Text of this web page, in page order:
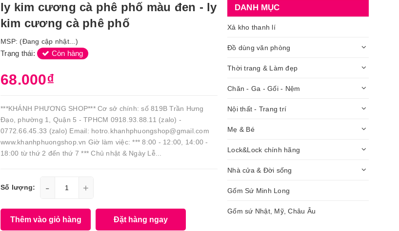
ly kim cương cà phê phố màu đen - ly
kim cương cà phê phố
MSP: (Đang cập nhật...)
Trạng thái: Còn hàng
68.000₫
***KHÁNH PHƯƠNG SHOP*** Cơ sở chính: số 819B Trần Hưng
Đạo, phường 1, Quận 5 - TPHCM 0918.93.88.11 (zalo) -
0772.66.45.33 (zalo) Email: hotro.khanhphuongshop@gmail.com
www.khanhphuongshop.vn Giờ làm việc: *** 8:00 - 12:00, 14:00 -
18:00 từ thứ 2 đến thứ 7 *** Chủ nhật & Ngày Lễ...
Số lượng: - +
Thêm vào giỏ hàng Đặt hàng ngay
DANH MỤC
Xả kho thanh lí
Đồ dùng văn phòng
Thời trang & Làm đẹp
Chăn - Ga - Gối - Nệm
Nội thất - Trang trí
Mẹ & Bé
Lock&Lock chính hãng
Nhà cửa & Đời sống
Gốm Sứ Minh Long
Gốm sứ Nhật, Mỹ, Châu Âu